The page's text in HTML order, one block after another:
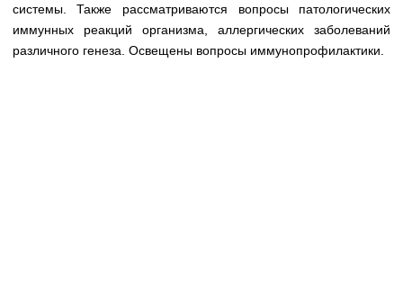
Нормативы экстренной и неотложной помощи
Нормы лабораторных и инструментальных
системы. Также рассматриваются вопросы патологических
иммунных реакций организма, аллергических заболеваний
различного генеза. Освещены вопросы иммунопрофилактики.